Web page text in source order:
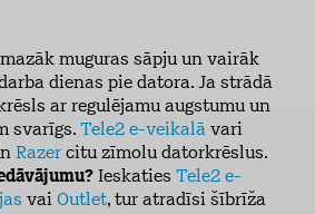
muguras sāpju un vairāk
dienas pie datora. Ja strādā
ar regulējamu augstumu un
svarīgs. Tele2 e-veikalā vari
Razer citu zīmolu datorkrēslus.
Ieskaties Tele2 e-
vai Outlet, tur atradīsi šībrīža